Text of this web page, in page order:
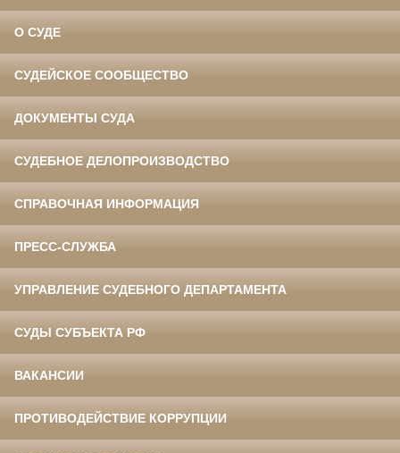
О СУДЕ
СУДЕЙСКОЕ СООБЩЕСТВО
ДОКУМЕНТЫ СУДА
СУДЕБНОЕ ДЕЛОПРОИЗВОДСТВО
СПРАВОЧНАЯ ИНФОРМАЦИЯ
ПРЕСС-СЛУЖБА
УПРАВЛЕНИЕ СУДЕБНОГО ДЕПАРТАМЕНТА
СУДЫ СУБЪЕКТА РФ
ВАКАНСИИ
ПРОТИВОДЕЙСТВИЕ КОРРУПЦИИ